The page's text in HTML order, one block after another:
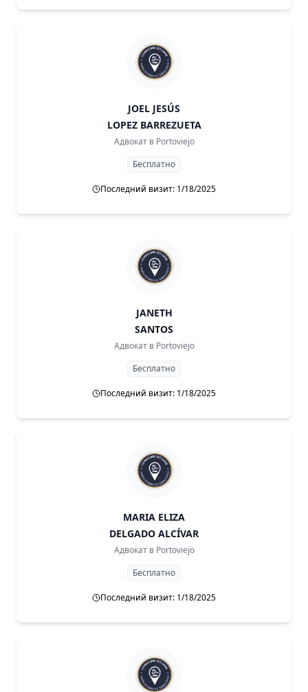
JOEL JESÚS
LOPEZ BARREZUETA
Адвокат в Portoviejo
Бесплатно
Последний визит: 1/18/2025
JANETH
SANTOS
Адвокат в Portoviejo
Бесплатно
Последний визит: 1/18/2025
MARIA ELIZA
DELGADO ALCÍVAR
Адвокат в Portoviejo
Бесплатно
Последний визит: 1/18/2025